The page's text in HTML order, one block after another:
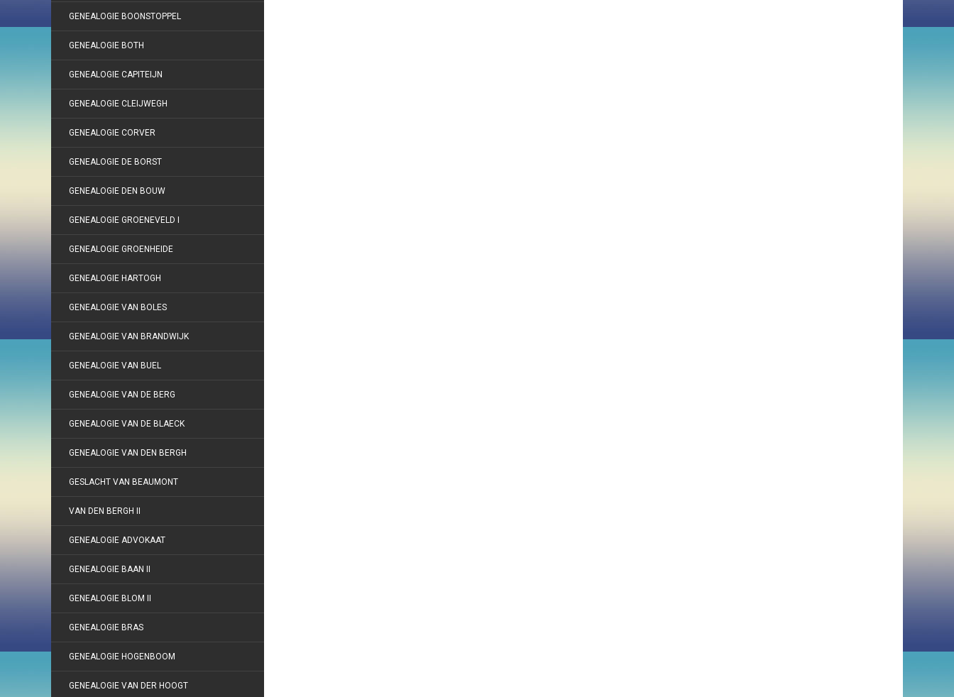
GENEALOGIE BOONSTOPPEL
GENEALOGIE BOTH
GENEALOGIE CAPITEIJN
GENEALOGIE CLEIJWEGH
GENEALOGIE CORVER
GENEALOGIE DE BORST
GENEALOGIE DEN BOUW
GENEALOGIE GROENEVELD I
GENEALOGIE GROENHEIDE
GENEALOGIE HARTOGH
GENEALOGIE VAN BOLES
GENEALOGIE VAN BRANDWIJK
GENEALOGIE VAN BUEL
GENEALOGIE VAN DE BERG
GENEALOGIE VAN DE BLAECK
GENEALOGIE VAN DEN BERGH
GESLACHT VAN BEAUMONT
VAN DEN BERGH II
GENEALOGIE ADVOKAAT
GENEALOGIE BAAN II
GENEALOGIE BLOM II
GENEALOGIE BRAS
GENEALOGIE HOGENBOOM
GENEALOGIE VAN DER HOOGT